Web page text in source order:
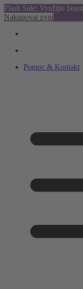
Flash Sale: Využijte
Nakupovat nyní
Pomoc & Kontakt